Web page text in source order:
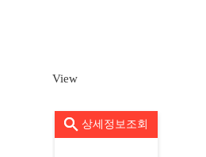
View
상세정보조회